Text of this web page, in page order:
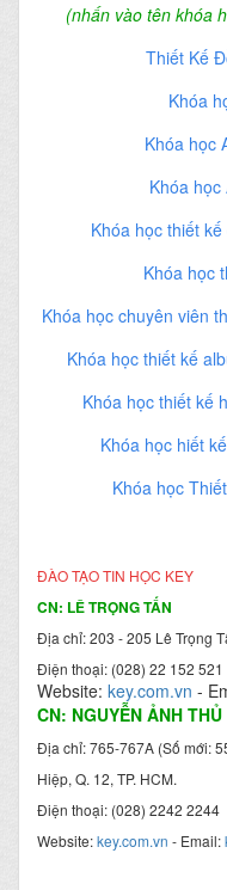
(nhấn vào tên khóa
Thiết Kế
Khóa
Khóa học
Khóa
Khóa học thiết
Khóa học
Khóa học chuyên viên
Khóa học thiết kế
Khóa học thiết kế
Khóa học hiết
Khóa học
ĐÀO TẠO TIN HỌC KEY
CN: LÊ TRỌNG TẤN
Địa chỉ: 203 - 205 Lê Trọng
Điện thoại: (028) 22 152 521
Website: key.com.vn -
CN: NGUYỄN ẢNH THỦ
Địa chỉ: 765-767A (Số mới:
Hiệp, Q. 12, TP. HCM.
Điện thoại: (028) 2242 2244
Website:key.com.vn - Email: